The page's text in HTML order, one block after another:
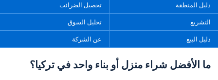
دليل المنطقة
تحصيل الضرائب
التشريع
تحليل السوق
دليل البيع
عن الشركة
ما الأفضل شراء منزل أو بناء واحد في تركيا؟